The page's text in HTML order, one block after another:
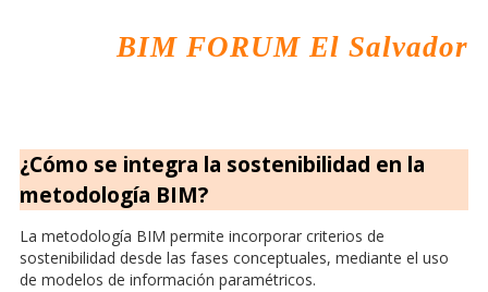
BIM FORUM El Salvador
¿Cómo se integra la sostenibilidad en la
metodología BIM?
La metodología BIM permite incorporar criterios de
sostenibilidad desde las fases conceptuales, mediante el uso
de modelos de información paramétricos.